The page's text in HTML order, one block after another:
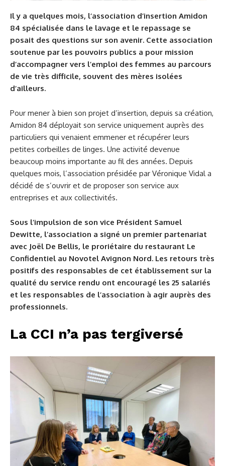
Il y a quelques mois, l’association d’insertion Amidon
84 spécialisée dans le lavage et le repassage se
posait des questions sur son avenir. Cette association
soutenue par les pouvoirs publics a pour mission
d’accompagner vers l’emploi des femmes au parcours
de vie très difficile, souvent des mères isolées
d’ailleurs.
Pour mener à bien son projet d’insertion, depuis sa création,
Amidon 84 déployait son service uniquement auprès des
particuliers qui venaient emmener et récupérer leurs
petites corbeilles de linges. Une activité devenue
beaucoup moins importante au fil des années. Depuis
quelques mois, l’association présidée par Véronique Vidal a
décidé de s’ouvrir et de proposer son service aux
entreprises et aux collectivités.
Sous l’impulsion de son vice Président Samuel
Dewitte, l’association a signé un premier partenariat
avec Joël De Bellis, le proriétaire du restaurant Le
Confidentiel au Novotel Avignon Nord. Les retours très
positifs des responsables de cet établissement sur la
qualité du service rendu ont encouragé les 25 salariés
et les responsables de l’association à agir auprès des
professionnels.
La CCI n’a pas tergiversé